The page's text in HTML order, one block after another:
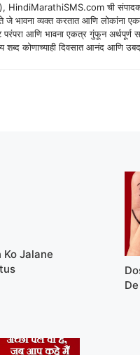
HindiMarathiSMS.com ची संपादक
भावना व्यक्त करतात आणि लोकांना
परंपरा आणि भावना एकत्र गुंफून
शब्द कोणाच्याही दिवसात आनंद आणि
Ko Jalane
De